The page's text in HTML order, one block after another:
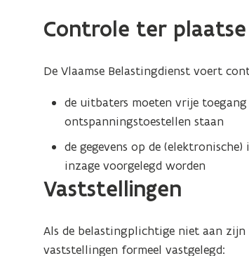
Controle ter plaatse
De Vlaamse Belastingdienst voert
de uitbaters moeten vrije
ontspanningstoestellen staan
de gegevens op de
inzage voorgelegd worden
Vaststellingen
Als de belastingplichtige niet aan
vaststellingen formeel vastgelegd: